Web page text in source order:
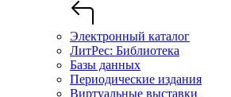
Электронный каталог
ЛитРес: Библиотека
Базы данных
Периодические издания
Виртуальные выставки